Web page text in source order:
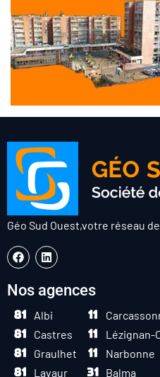
Géo Sud Ouest,votre réseau de
Nos agences
Albi
Castres
Graulhet
Lavaur
Lézignan-
Narbonne
Balma